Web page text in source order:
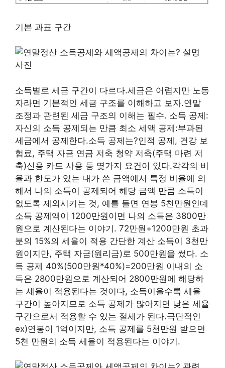
기본 과표 구간
소득별로 세금 구간이 다르다.세금은 어렵지만 노동
자라면 기본적인 세금 구조를 이해하고 보자.연말
조정과 관련된 세금 구조의 이해는 필수. 소득 공제:
자신의 소득 공제되는 만큼 최소 세액 공제:부과된
세금에서 공제한다.소득 공제는?인적 공제, 건강 보
험료, 주택 자금 연금 저축 청약 저축(주택 마련 저
축)신용 카드 사용 등 몇가지 요건이 있다.각각의 비
율과 한도가 있는 내가 쓴 금액에서 특정 비율에 의
해서 나의 소득이 공제되어 해당 금액 만큼 소득이
없도록 제외시키는 것, 예를 들면 연봉 5천만원인데
소득 공제액이 1200만원이면 나의 소득은 3800만
원으로 계산된다는 이야기. 72만원+1200만원 초과
분의 15%의 세율이 적용 간단한 계산 소득이 3천만
원이지만, 주택 자금(원리금)로 500만원을 썼다. 소
득 공제 40%(500만원*40%)=200만원 이내의 소
득은 2800만원으로 계산되어 2800만원에 해당하
는 세율이 적용된다는 것이다, 소득이을수록 세율
구간이 높아지므로 소득 공제가 많아지면 낮은 세율
구간으로서 적용할 수 있는 절세가 된다.극단적인
ex)연봉이 1억이지만, 소득 공제를 5천만원 받으면
5천 만원의 소득 세율이 적용된다는 이야기.